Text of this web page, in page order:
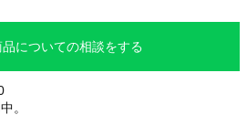
品についての相談をする
。